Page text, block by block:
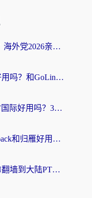
Quickback和云帆哪个好？海外党2026亲测指南：选对加速器大陆工具，无缝刷国内剧玩国服
海外党必看：斧牛VPN好用吗？和GoLinkVPN对比哪个回国效果更好？
海外党必看：斧牛和夏时国际好用吗？3步选对回国加速器，无缝刷国内资源
海外党踩坑指南：Quickback和归雁好用吗？选对加速器才能无缝刷国内资源
海外党必看：如何用VPN翻墙到大陆PTT？一篇解决你所有回国加速痛点